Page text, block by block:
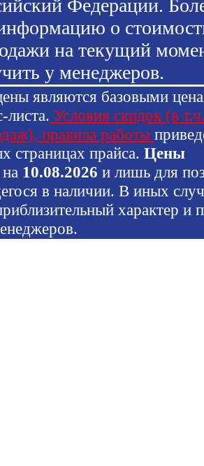
Федерации.
о
на текущий
у менеджеров.
являются базовыми
листа. Условия скидок (в
правила работы
страницах прайса. Цены
10.08.2026 и лишь для
в наличии. В иных
характер и